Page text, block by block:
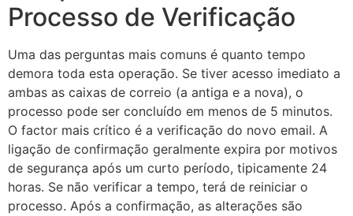
Processo de Verificação
Uma das perguntas mais comuns é quanto tempo
demora toda esta operação. Se tiver acesso imediato a
ambas as caixas de correio (a antiga e a nova), o
processo pode ser concluído em menos de 5 minutos.
O factor mais crítico é a verificação do novo email. A
ligação de confirmação geralmente expira por motivos
de segurança após um curto período, tipicamente 24
horas. Se não verificar a tempo, terá de reiniciar o
processo. Após a confirmação, as alterações são